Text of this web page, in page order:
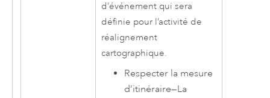
d’événement qui sera
définie pour l’activité de
réalignement
cartographique.
Respecter la mesure
d’itinéraire—La